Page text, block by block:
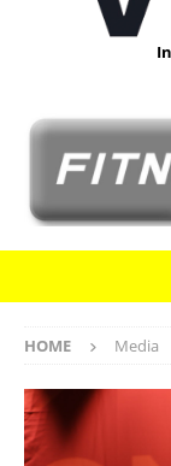
HOME Media